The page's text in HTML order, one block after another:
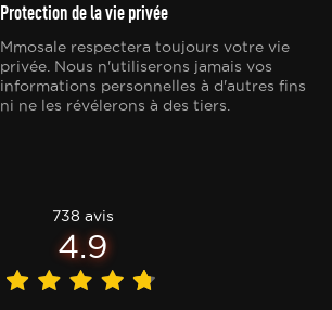
Protection de la vie privée
Mmosale respectera toujours votre vie
privée. Nous n'utiliserons jamais vos
informations personnelles à d'autres fins
ni ne les révélerons à des tiers.
738 avis
4.9